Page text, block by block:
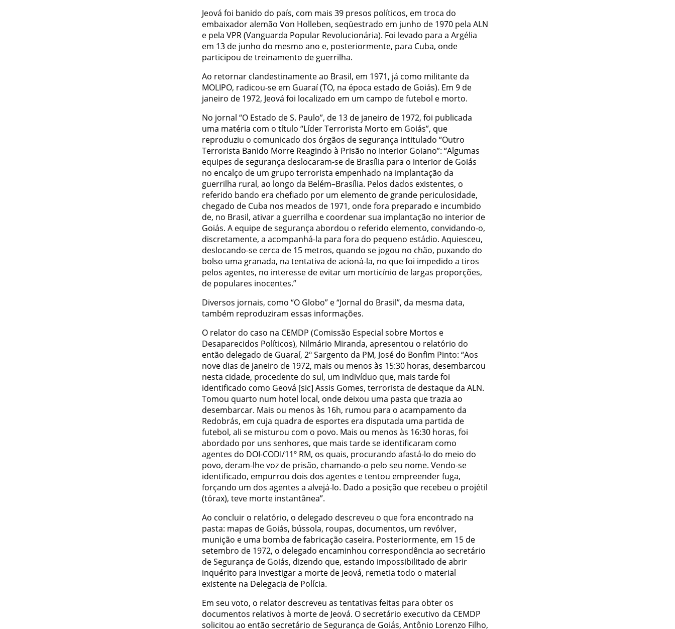
Jeová foi banido do país, com mais 39 presos políticos, em troca do
embaixador alemão Von Holleben, seqüestrado em junho de 1970 pela ALN
e pela VPR (Vanguarda Popular Revolucionária). Foi levado para a Argélia
em 13 de junho do mesmo ano e, posteriormente, para Cuba, onde
participou de treinamento de guerrilha.
Ao retornar clandestinamente ao Brasil, em 1971, já como militante da
MOLIPO, radicou-se em Guaraí (TO, na época estado de Goiás). Em 9 de
janeiro de 1972, Jeová foi localizado em um campo de futebol e morto.
No jornal “O Estado de S. Paulo”, de 13 de janeiro de 1972, foi publicada
uma matéria com o título “Líder Terrorista Morto em Goiás”, que
reproduziu o comunicado dos órgãos de segurança intitulado “Outro
Terrorista Banido Morre Reagindo à Prisão no Interior Goiano”: “Algumas
equipes de segurança deslocaram-se de Brasília para o interior de Goiás
no encalço de um grupo terrorista empenhado na implantação da
guerrilha rural, ao longo da Belém–Brasília. Pelos dados existentes, o
referido bando era chefiado por um elemento de grande periculosidade,
chegado de Cuba nos meados de 1971, onde fora preparado e incumbido
de, no Brasil, ativar a guerrilha e coordenar sua implantação no interior de
Goiás. A equipe de segurança abordou o referido elemento, convidando-o,
discretamente, a acompanhá-la para fora do pequeno estádio. Aquiesceu,
deslocando-se cerca de 15 metros, quando se jogou no chão, puxando do
bolso uma granada, na tentativa de acioná-la, no que foi impedido a tiros
pelos agentes, no interesse de evitar um morticínio de largas proporções,
de populares inocentes.”
Diversos jornais, como “O Globo” e “Jornal do Brasil”, da mesma data,
também reproduziram essas informações.
O relator do caso na CEMDP (Comissão Especial sobre Mortos e
Desaparecidos Políticos), Nilmário Miranda, apresentou o relatório do
então delegado de Guaraí, 2º Sargento da PM, José do Bonfim Pinto: “Aos
nove dias de janeiro de 1972, mais ou menos às 15:30 horas, desembarcou
nesta cidade, procedente do sul, um indivíduo que, mais tarde foi
identificado como Geová [sic] Assis Gomes, terrorista de destaque da ALN.
Tomou quarto num hotel local, onde deixou uma pasta que trazia ao
desembarcar. Mais ou menos às 16h, rumou para o acampamento da
Redobrás, em cuja quadra de esportes era disputada uma partida de
futebol, ali se misturou com o povo. Mais ou menos às 16:30 horas, foi
abordado por uns senhores, que mais tarde se identificaram como
agentes do DOI-CODI/11º RM, os quais, procurando afastá-lo do meio do
povo, deram-lhe voz de prisão, chamando-o pelo seu nome. Vendo-se
identificado, empurrou dois dos agentes e tentou empreender fuga,
forçando um dos agentes a alvejá-lo. Dado a posição que recebeu o projétil
(tórax), teve morte instantânea”.
Ao concluir o relatório, o delegado descreveu o que fora encontrado na
pasta: mapas de Goiás, bússola, roupas, documentos, um revólver,
munição e uma bomba de fabricação caseira. Posteriormente, em 15 de
setembro de 1972, o delegado encaminhou correspondência ao secretário
de Segurança de Goiás, dizendo que, estando impossibilitado de abrir
inquérito para investigar a morte de Jeová, remetia todo o material
existente na Delegacia de Polícia.
Em seu voto, o relator descreveu as tentativas feitas para obter os
documentos relativos à morte de Jeová. O secretário executivo da CEMDP
solicitou ao então secretário de Segurança de Goiás, Antônio Lorenzo Filho,